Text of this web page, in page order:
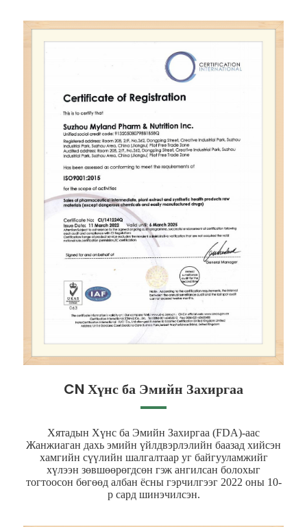
CN Хүнс ба Эмийн Захиргаа
Хятадын Хүнс ба Эмийн Захиргаа (FDA)-аас
Жанжиаган дахь эмийн үйлдвэрлэлийн баазад хийсэн
хамгийн сүүлийн шалгалтаар уг байгууламжийг
хүлээн зөвшөөрөгдсөн гэж ангилсан болохыг
тогтоосон бөгөөд албан ёсны гэрчилгээг 2022 оны 10-
р сард шинэчилсэн.